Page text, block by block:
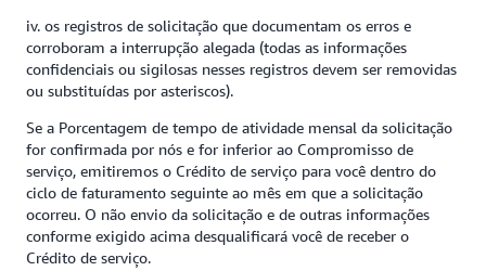
iv. os registros de solicitação que documentam os erros e
corroboram a interrupção alegada (todas as informações
confidenciais ou sigilosas nesses registros devem ser removidas
ou substituídas por asteriscos).
Se a Porcentagem de tempo de atividade mensal da solicitação
for confirmada por nós e for inferior ao Compromisso de
serviço, emitiremos o Crédito de serviço para você dentro do
ciclo de faturamento seguinte ao mês em que a solicitação
ocorreu. O não envio da solicitação e de outras informações
conforme exigido acima desqualificará você de receber o
Crédito de serviço.